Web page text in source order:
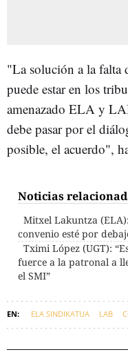
"La solución a la falta
puede estar en los
amenazado ELA y
debe pasar por el
posible, el acuerdo",
Noticias
Mitxel Lakuntza
convenio esté por
Tximi López (UGT):
fuerce a la patronal a
el SMI”
ELA SINDIKATUA LAB